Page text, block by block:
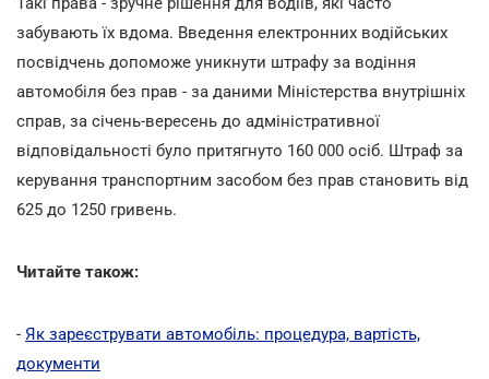
забувають їх вдома. Введення електронних водійських
посвідчень допоможе уникнути штрафу за водіння
автомобіля без прав - за даними Міністерства внутрішніх
справ, за січень-вересень до адміністративної
відповідальності було притягнуто 160 000 осіб. Штраф за
керування транспортним засобом без прав становить від
625 до 1250 гривень.
Читайте також:
- Як зареєструвати автомобіль: процедура, вартість,
документи